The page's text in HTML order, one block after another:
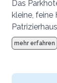
im Freien.
Das
kleine, feine
Gäste. In
1817
mehr erfahren